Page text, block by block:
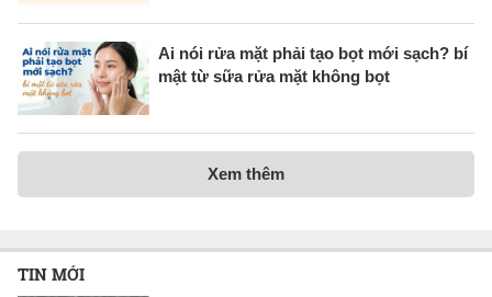
Ai nói rửa mặt phải tạo bọt mới sạch? bí
mật từ sữa rửa mặt không bọt
Xem thêm
TIN MỚI